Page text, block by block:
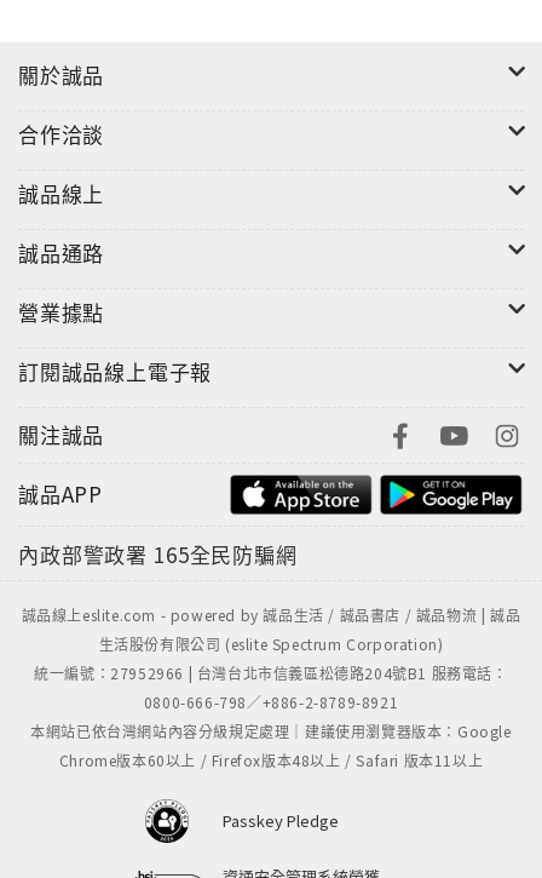
本期報導透過訪談歐洲經貿辦事處處長、中國輸出入銀
行總經理，深入了解歐洲經貿策略和各區的發展現況，
以及金融機構在支持臺灣企業拓展歐洲市場上的角色與
資源；並延伸至實務層面，結合成功拓展歐洲市場的臺
帶領讀者掌握因地制宜的歐洲布局策略。
關於誠品
合作洽談
誠品線上
誠品通路
營業據點
訂閱誠品線上電子報
關注誠品
誠品APP
內政部警政署 165全民防騙網
誠品線上eslite.com - powered by 誠品生活 / 誠品書店 / 誠品物流 | 誠品
生活股份有限公司 (eslite Spectrum Corporation)
統一編號：27952966 | 台灣台北市信義區松德路204號B1 服務電話：
0800-666-798／+886-2-8789-8921
本網站已依台灣網站內容分級規定處理｜建議使用瀏覽器版本：Google
Chrome版本60以上 / Firefox版本48以上 / Safari 版本11以上
Passkey Pledge